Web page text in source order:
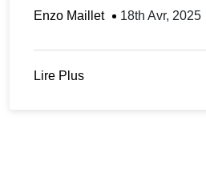
Enzo Maillet 18th Avr, 2025
Lire Plus